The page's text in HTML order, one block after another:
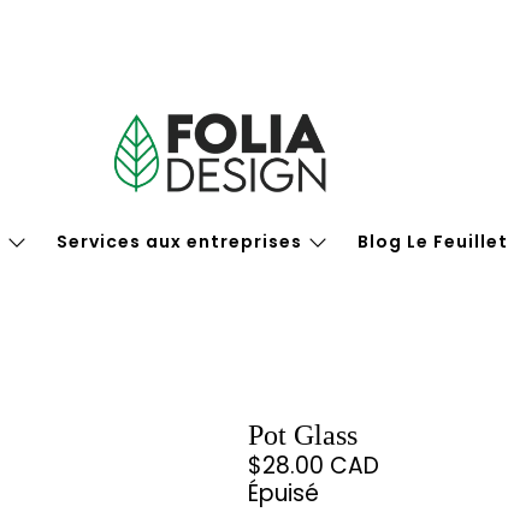
Services aux entreprises Blog Le Feuillet
Pot Glass
$28.00 CAD
Épuisé